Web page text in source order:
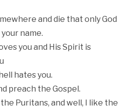
and die that only God
name.
you and His Spirit is
hates you.
preach the Gospel.
Puritans, and well, I like the